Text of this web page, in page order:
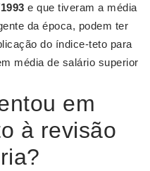
1993 e que tiveram a média
da época, podem ter
do índice-teto para
média de salário superior
em
à revisão